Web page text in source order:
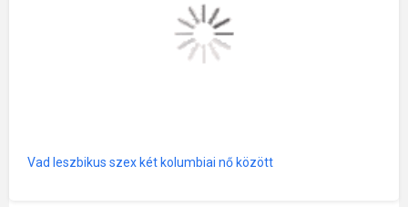
Vad leszbikus szex két kolumbiai nő között